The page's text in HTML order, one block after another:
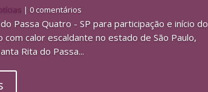
| 0 comentários
Passa Quatro - SP para participação e início do
calor escaldante no estado de São Paulo,
Rita do Passa...